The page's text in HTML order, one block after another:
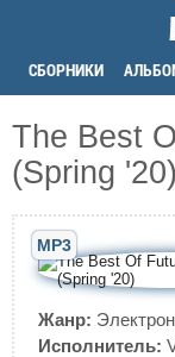
СБОРНИКИ
The Best
(Spring
MP3
Жанр:
Исполнитель: